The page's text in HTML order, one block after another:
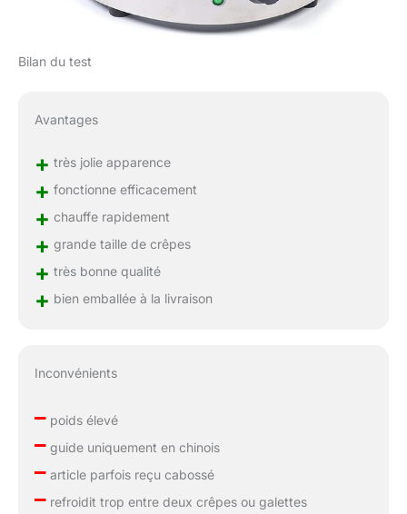
Bilan du test
Avantages
+ très jolie apparence
+ fonctionne efficacement
+ chauffe rapidement
+ grande taille de crêpes
+ très bonne qualité
+ bien emballée à la livraison
Inconvénients
–poids élevé
–guide uniquement en chinois
–article parfois reçu cabossé
–refroidit trop entre deux crêpes ou galettes